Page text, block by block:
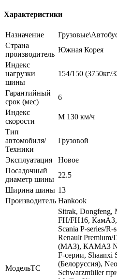
Характеристики
Назначение
Страна
производитель
Южная Корея
Индекс
нагрузки
шины
154/150 (3750кг/
Гарантийный
срок (мес)
6
Индекс
скорости
M 130 км/ч
Тип
автомобиля/
Техники
Грузовой
Эксплуатация
Новое
Посадочный
диаметр шины
22.5
Ширина шины 13
Производитель Hankook
МодельТС
Sitrak,
FH/FH16, КамАЗ,
Scania P-series/R-
Renault
(МАЗ), КАМАЗ
F-серии,
(Белоруссия),
Schwarzmüller